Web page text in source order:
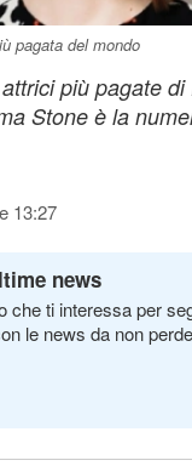
pagata del mondo
più pagate di
Stone è la
13:27
news
che ti interessa per
le news da non